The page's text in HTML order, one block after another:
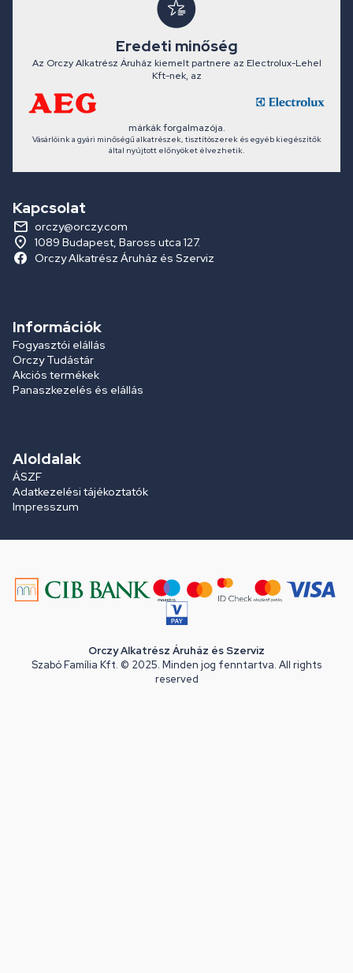
Eredeti minőség
Az Orczy Alkatrész Áruház kiemelt partnere az Electrolux-Lehel
Kft-nek, az
márkák forgalmazója.
Vásárlóink a gyári minőségű alkatrészek, tisztítószerek és egyéb kiegészítők
által nyújtott előnyöket élvezhetik.
Kapcsolat
orczy@orczy.com
1089 Budapest, Baross utca 127.
Orczy Alkatrész Áruház és Szerviz
Információk
Fogyasztói elállás
Orczy Tudástár
Akciós termékek
Panaszkezelés és elállás
Aloldalak
ÁSZF
Adatkezelési tájékoztatók
Impresszum
Orczy Alkatrész Áruház és Szerviz
Szabó Família Kft. © 2025. Minden jog fenntartva. All rights
reserved